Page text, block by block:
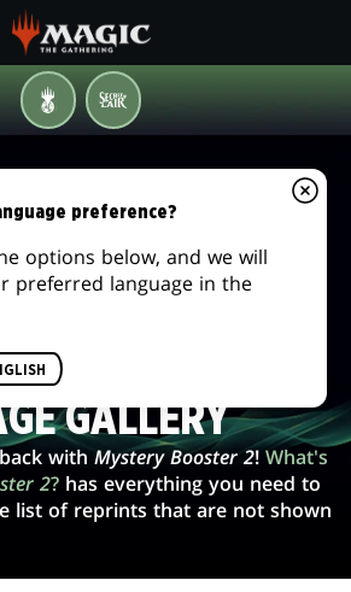
MAGICCONFESTIVAL
IN
A
2
GALLERY
with Mystery Booster 2! What's
2? has everything you need to
list of reprints that are not shown
preference?
options below, and we will
preferred language in the